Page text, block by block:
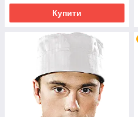
Купити